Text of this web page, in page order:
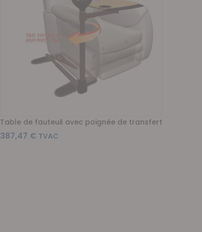
Table de fauteuil avec poignée de transfert
387,47 €